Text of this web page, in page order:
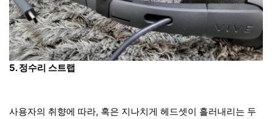
5. 정수리 스트랩
사용자의 취향에 따라, 혹은 지나치게 헤드셋이 흘러내리는 두